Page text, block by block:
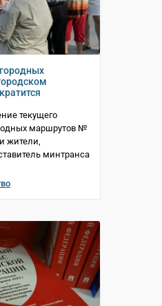
текущего
маршрутов №
жители,
минтранса